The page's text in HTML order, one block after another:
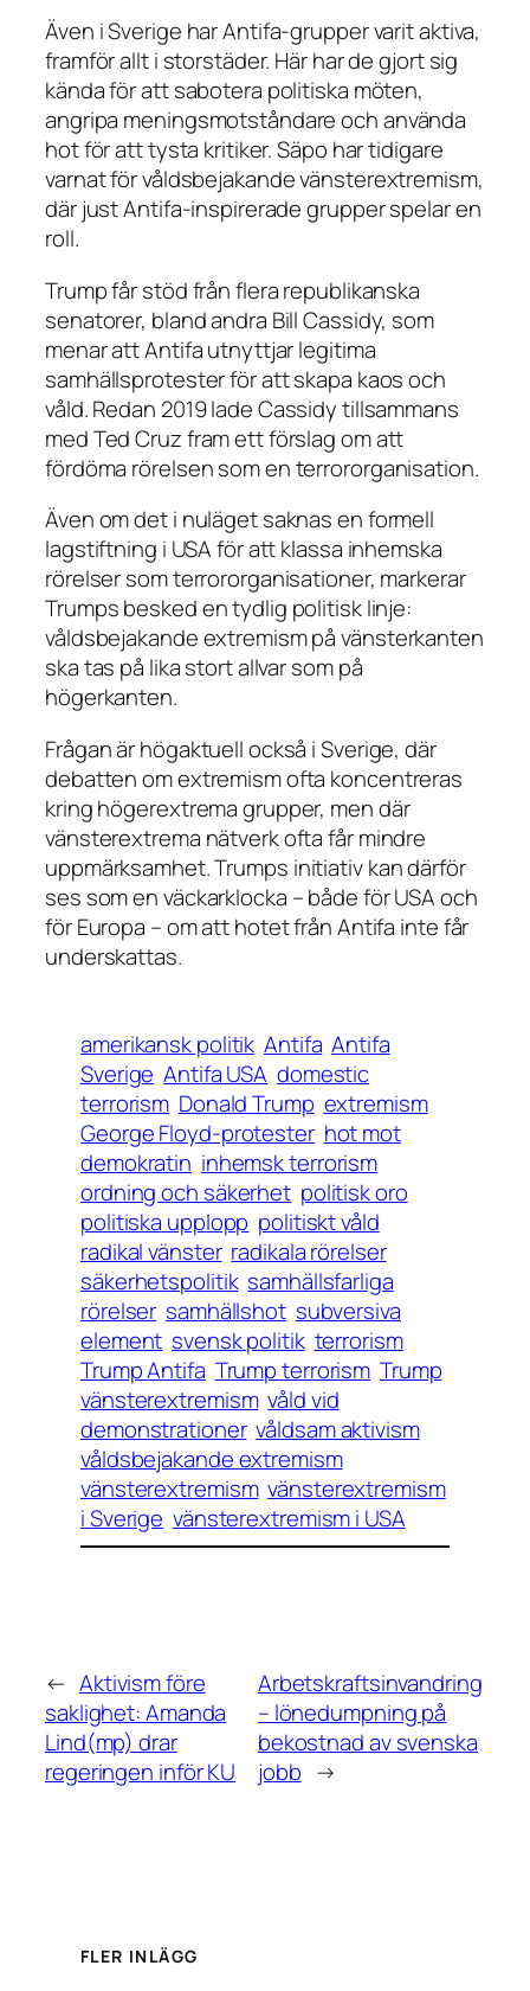
Även i Sverige har Antifa-grupper varit aktiva,
framför allt i storstäder. Här har de gjort sig
kända för att sabotera politiska möten,
angripa meningsmotståndare och använda
hot för att tysta kritiker. Säpo har tidigare
varnat för våldsbejakande vänsterextremism,
där just Antifa-inspirerade grupper spelar en
roll.
Trump får stöd från flera republikanska
senatorer, bland andra Bill Cassidy, som
menar att Antifa utnyttjar legitima
samhällsprotester för att skapa kaos och
våld. Redan 2019 lade Cassidy tillsammans
med Ted Cruz fram ett förslag om att
fördöma rörelsen som en terrororganisation.
Även om det i nuläget saknas en formell
lagstiftning i USA för att klassa inhemska
rörelser som terrororganisationer, markerar
Trumps besked en tydlig politisk linje:
våldsbejakande extremism på vänsterkanten
ska tas på lika stort allvar som på
högerkanten.
Frågan är högaktuell också i Sverige, där
debatten om extremism ofta koncentreras
kring högerextrema grupper, men där
vänsterextrema nätverk ofta får mindre
uppmärksamhet. Trumps initiativ kan därför
ses som en väckarklocka – både för USA och
för Europa – om att hotet från Antifa inte får
underskattas.
amerikansk politik Antifa Antifa
Sverige Antifa USA domestic
terrorism Donald Trump extremism
George Floyd-protester hot mot
demokratin inhemsk terrorism
ordning och säkerhet politisk oro
politiska upplopp politiskt våld
radikal vänster radikala rörelser
säkerhetspolitik samhällsfarliga
rörelser samhällshot subversiva
element svensk politik terrorism
Trump Antifa Trump terrorism Trump
vänsterextremism våld vid
demonstrationer våldsam aktivism
våldsbejakande extremism
vänsterextremism vänsterextremism
i Sverige vänsterextremism i USA
← Aktivism före
saklighet: Amanda
Lind(mp) drar
regeringen inför KU
Arbetskraftsinvandring
– lönedumpning på
bekostnad av svenska
jobb →
FLER INLÄGG